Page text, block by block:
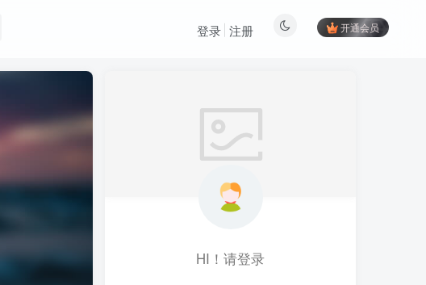
开通会员
登录 注册
HI！请登录